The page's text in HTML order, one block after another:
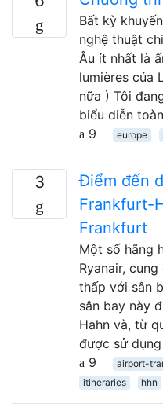
Bất kỳ
nghệ thuật
Âu ít nhất là
lumières của
nữa ) Tôi
biểu diễn
9
europe
3
Điểm đến
Frankfurt-
Frankfurt
Một số hãng
Ryanair,
thấp với sân
sân bay này
Hahn và, từ
được sử
9
airport-
itineraries
hhn